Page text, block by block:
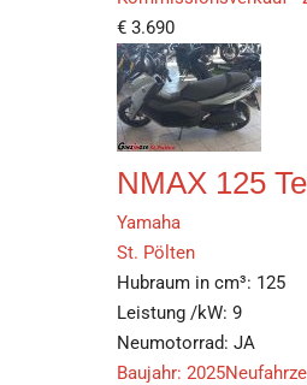
€ 3.690
NMAX 125
Yamaha
St. Pölten
Hubraum in cm³: 125
Leistung /kW: 9
Neumotorrad: JA
Baujahr: